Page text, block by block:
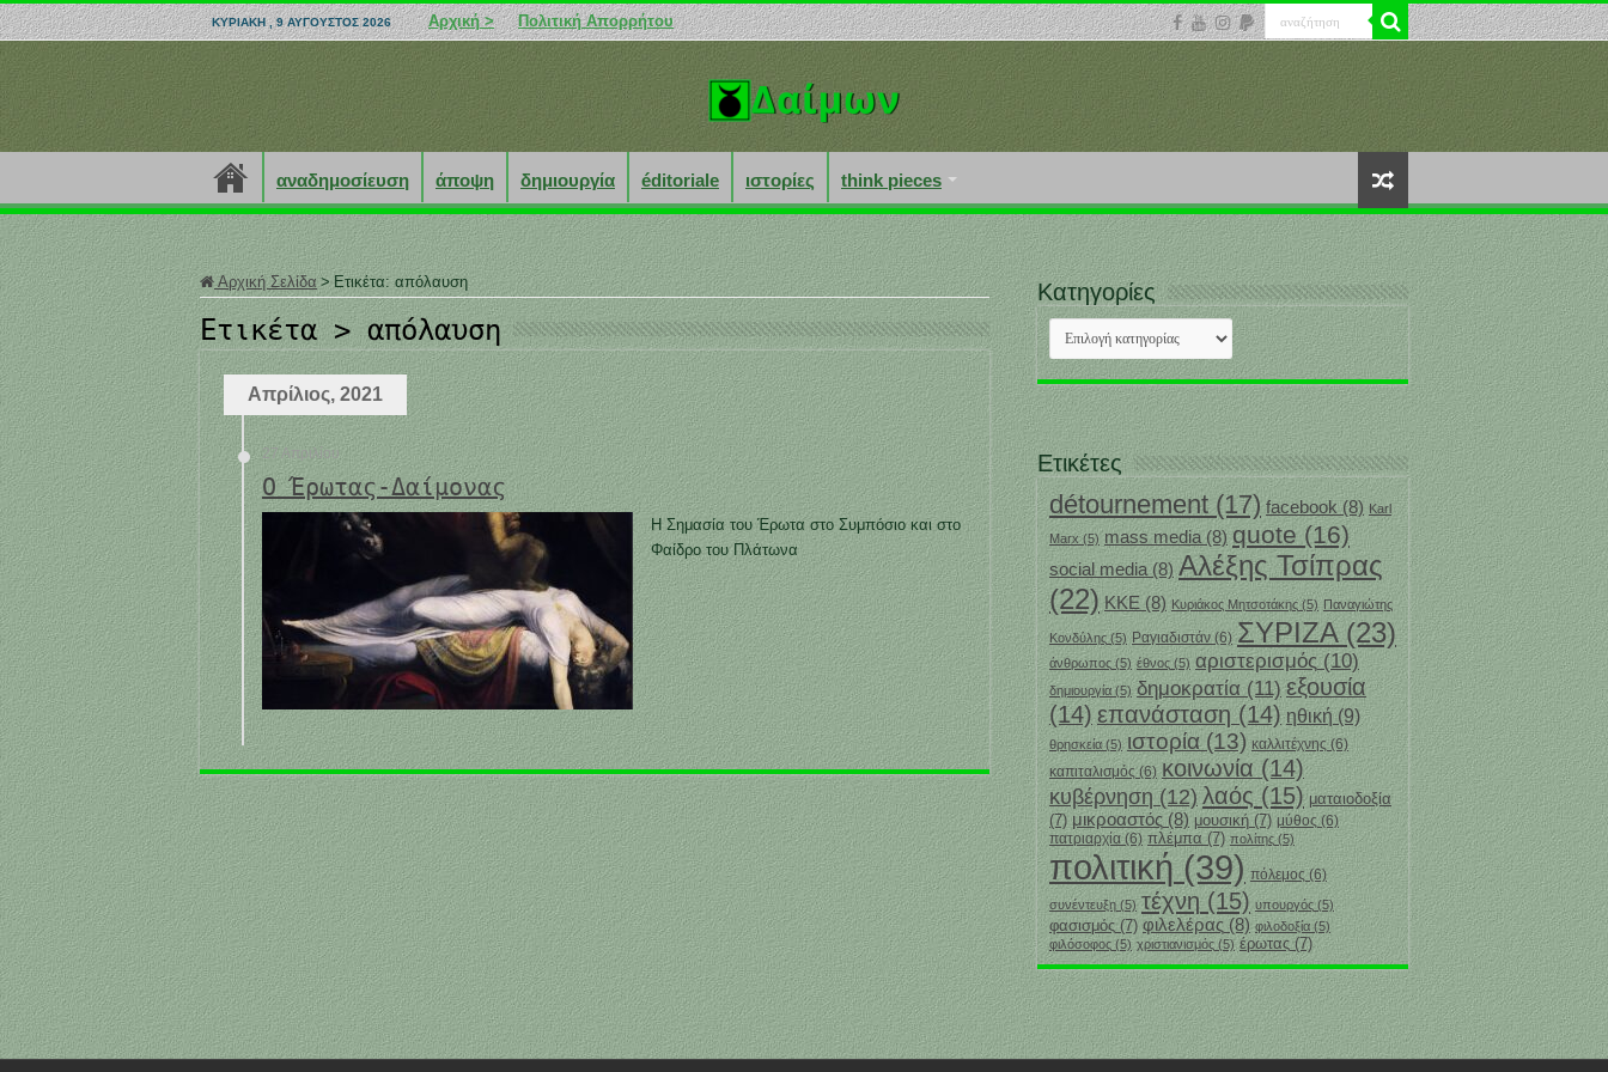
ΚΥΡΙΑΚΉ , 9 ΑΎΓΟΥΣΤΟΣ 2026 Αρχική > Πολιτική Απορρήτου
αναδημοσίευση άποψη δημιουργία éditoriale ιστορίες think pieces
Αρχική Σελίδα > Ετικέτα: απόλαυση
Ετικέτα >απόλαυση
Απρίλιος, 2021
27 Απριλίου
Ο Έρωτας-Δαίμονας
Η Σημασία του Έρωτα στο Συμπόσιο και στο
Φαίδρο του Πλάτωνα
Κατηγορίες
Κατηγορίες
Ετικέτες
détournement(17) facebook(8) Karl
Marx(5) mass media(8) quote (16)
social media (8) Αλέξης Τσίπρας
(22) ΚΚΕ (8) Κυριάκος Μητσοτάκης (5) Παναγιώτης
Κονδύλης (5) Ραγιαδιστάν (6) ΣΥΡΙΖΑ(23)
άνθρωπος(5) έθνος (5) αριστερισμός(10)
δημιουργία(5) δημοκρατία(11) εξουσία
(14)επανάσταση(14) ηθική(9)
θρησκεία(5) ιστορία(13) καλλιτέχνης(6)
καπιταλισμός(6) κοινωνία (14)
κυβέρνηση(12) λαός(15) ματαιοδοξία
(7) μικροαστός(8) μουσική (7) μύθος(6)
πατριαρχία (6) πλέμπα (7) πολίτης(5)
πολιτική(39) πόλεμος (6)
συνέντευξη (5) τέχνη(15) υπουργός(5)
φασισμός(7) φιλελέρας (8) φιλοδοξία (5)
φιλόσοφος (5) χριστιανισμός (5) ‎έρωτας(7)